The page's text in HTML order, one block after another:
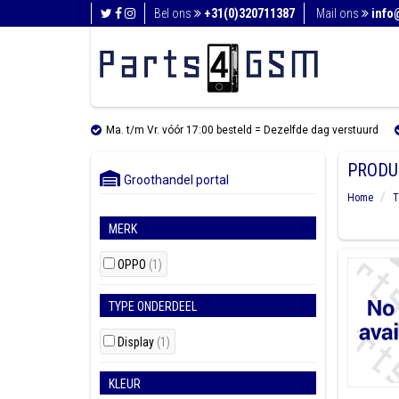
Bel ons +31(0)320711387 Mail ons
Ma. t/m Vr. vóór 17:00 besteld = Dezelfde dag verstuurd
Groothandel portal
MERK
OPPO (1)
TYPE ONDERDEEL
Display (1)
KLEUR
Home